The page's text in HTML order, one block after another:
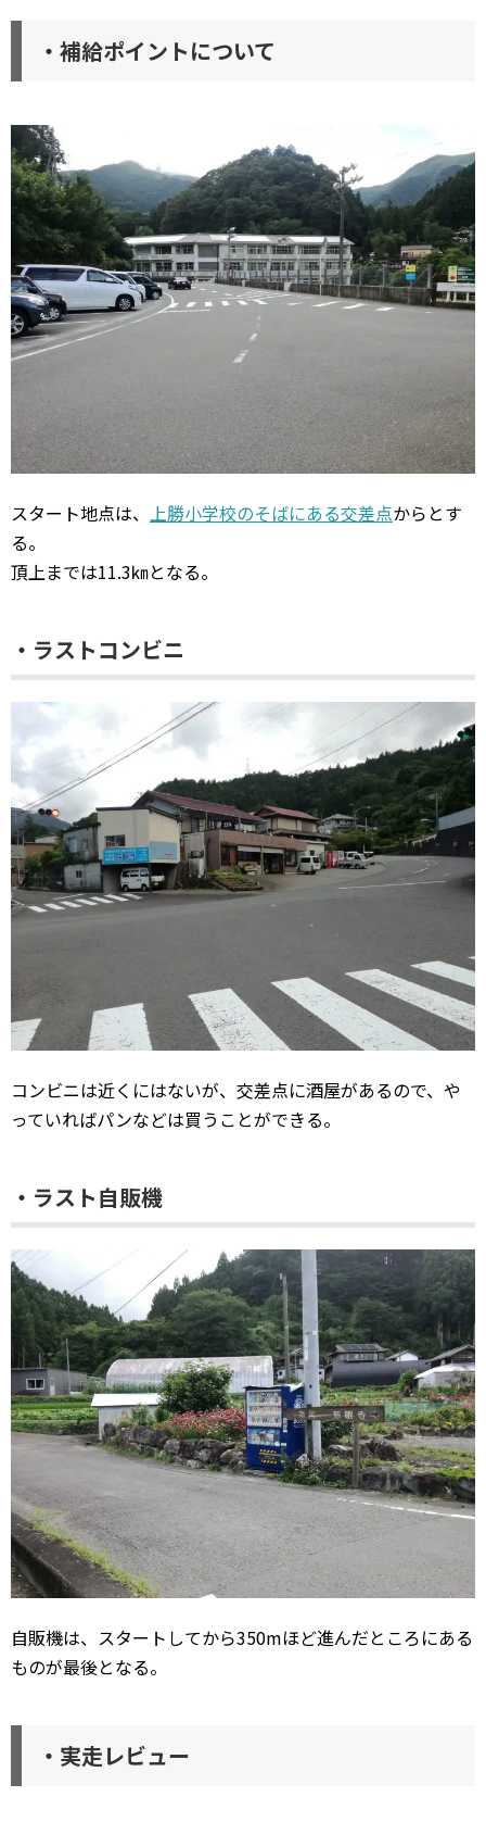
・補給ポイントについて
スタート地点は、 上勝小学校のそばにある交差点からとす
る。
頂上までは11.3㎞となる。
・ラストコンビニ
コンビニは近くにはないが、交差点に酒屋があるので、や
っていればパンなどは買うことができる。
・ラスト自販機
自販機は、スタートしてから350mほど進んだところにある
ものが最後となる。
・実走レビュー